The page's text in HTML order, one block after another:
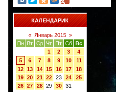
КАЛЕНДАРИК
« Январь 2015 »
Пн Вт Ср Чт Пт Сб Вс
1
2 3
4
5
6 7 8 9 10
11
12 13 14 15 16 17
18
19 20 21 22 23 24
25
26 27 28 29 30 31